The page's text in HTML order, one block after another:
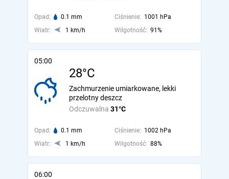
Opad: 0.1 mm Ciśnienie: 1001 hPa
Wiatr:
1 km/h Wilgotność: 91%
05:00
28°C
Odczuwalna 31°C
Zachmurzenie umiarkowane, lekki
przelotny deszcz
Opad: 0.1 mm Ciśnienie: 1002 hPa
Wiatr:
1 km/h Wilgotność: 88%
06:00